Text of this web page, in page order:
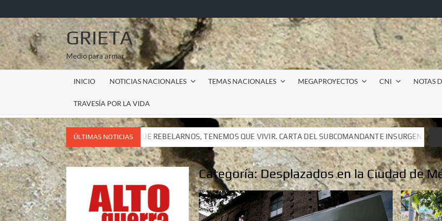
al
contenido
GRIETA
Medio para armar
INICIO NOTICIAS NACIONALES TEMAS NACIONALES MEGAPROYECTOS CNI NOTAS
TRAVESÍA POR LA VIDA
ÚLTIMAS NOTICIAS
QUE REBELARNOS, TENEMOS QUE VIVIR. CARTA DEL SUBCOMANDANTE INSURGENTE MOISÉS A LUIS DE TAVIRA
QUE REBELARNOS, TENEMOS QUE VIVIR. CARTA DEL SUBCOMANDANTE INSURGENTE MOISÉS A LUIS DE TAVIRA
Categoría:Desplazados en la Ciudad de